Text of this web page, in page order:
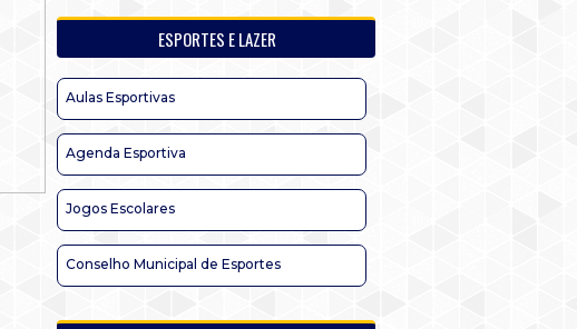
ESPORTES E LAZER
Aulas Esportivas
Agenda Esportiva
Jogos Escolares
Conselho Municipal de Esportes